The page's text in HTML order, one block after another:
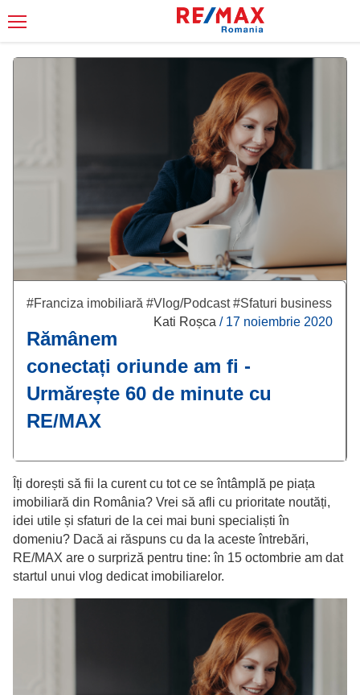
#Franciza imobiliară #Vlog/Podcast #Sfaturi business
Kati Roșca / 17 noiembrie 2020
Rămânem
conectați oriunde am fi -
Urmărește 60 de minute cu
RE/MAX
Îți dorești să fii la curent cu tot ce se întâmplă pe piața
imobiliară din România? Vrei să afli cu prioritate noutăți,
idei utile și sfaturi de la cei mai buni specialiști în
domeniu? Dacă ai răspuns cu da la aceste întrebări,
RE/MAX are o surpriză pentru tine: în 15 octombrie am dat
startul unui vlog dedicat imobiliarelor.